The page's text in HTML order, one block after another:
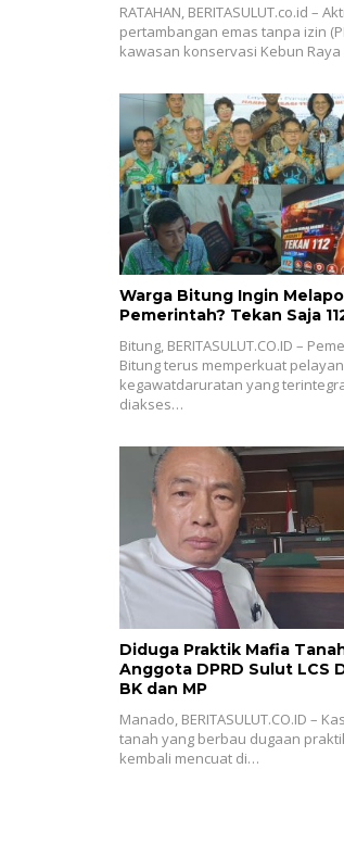
RATAHAN, BERITASULUT.co.id –
pertambangan emas tanpa izin
kawasan konservasi Kebun
Warga Bitung Ingin
Pemerintah? Tekan Saja
Bitung, BERITASULUT.CO.ID –
Bitung terus memperkuat
kegawatdaruratan yang
diakses…
Diduga Praktik Mafia
Anggota DPRD Sulut LCS
BK dan MP
Manado, BERITASULUT.CO.ID –
tanah yang berbau dugaan
kembali mencuat di…